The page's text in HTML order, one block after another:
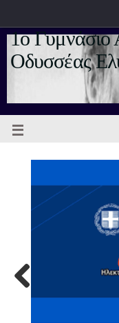
1ο
Οδυσσέας